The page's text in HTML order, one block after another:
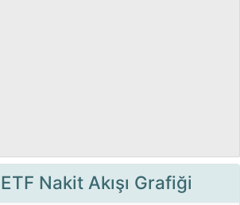
Nakit Akışı Grafiği